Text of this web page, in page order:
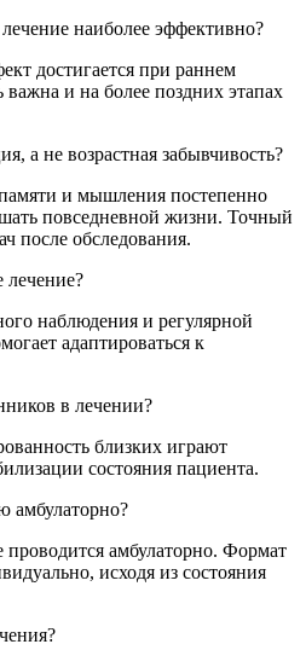
наиболее эффективно?
достигается при раннем
и на более поздних этапах
а не возрастная забывчивость?
и мышления постепенно
повседневной жизни. Точный
после обследования.
лечение?
наблюдения и регулярной
адаптироваться к
в лечении?
близких играют
состояния пациента.
амбулаторно?
амбулаторно. Формат
исходя из состояния